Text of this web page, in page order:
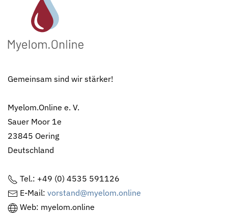
Gemeinsam sind wir stärker!
Myelom.Online e. V.
Sauer Moor 1e
23845 Oering
Deutschland
Tel.: +49 (0) 4535 591126
E-Mail: vorstand@myelom.online
Web: myelom.online